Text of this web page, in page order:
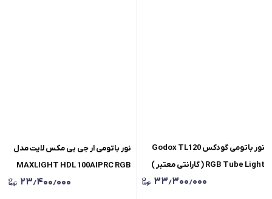
نور باتومی گودکس Godox TL120
RGB Tube Light ( گارانتی معتبر )
۳۳٫۳۰۰٫۰۰۰
نور باتومی ار جی بی مکس لایت مدل
MAXLIGHT HDL 100AIPRC RGB
۲۳٫۴۰۰٫۰۰۰